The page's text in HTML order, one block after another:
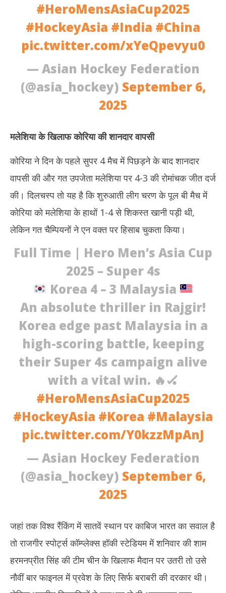
#HeroMensAsiaCup2025
#HockeyAsia #India #China
pic.twitter.com/xYeQpevyu0
— Asian Hockey Federation
(@asia_hockey) September 6,
2025
मलेशिया के खिलाफ कोरिया की शानदार वापसी
कोरिया ने दिन के पहले सुपर 4 मैच में पिछड़ने के बाद शानदार
वापसी की और गत उपजेता मलेशिया पर 4-3 की रोमांचक जीत दर्ज
की। दिलचस्प तो यह है कि शुरुआती लीग चरण के पूल बी मैच में
कोरिया को मलेशिया के हाथों 1-4 से शिकस्त खानी पड़ी थी,
लेकिन गत चैम्पियनों ने एन वक्त पर हिसाब चुकता किया।
Full Time | Hero Men’s Asia Cup
2025 – Super 4s
Korea 4 – 3 Malaysia
An absolute thriller in Rajgir!
Korea edge past Malaysia in a
high-scoring battle, keeping
their Super 4s campaign alive
with a vital win. 🔥🏑
#HeroMensAsiaCup2025
#HockeyAsia #Korea #Malaysia
pic.twitter.com/Y0kzzMpAnJ
— Asian Hockey Federation
(@asia_hockey) September 6,
2025
जहां तक विश्व रैंकिंग में सातवें स्थान पर काबिज भारत का सवाल है
तो राजगीर स्पोर्ट्स कॉम्प्लेक्स हॉकी स्टेडियम में शनिवार की शाम
हरमनप्रीत सिंह की टीम चीन के खिलाफ मैदान पर उतरी तो उसे
नौवीं बार फाइनल में प्रवेश के लिए सिर्फ बराबरी की दरकार थी।